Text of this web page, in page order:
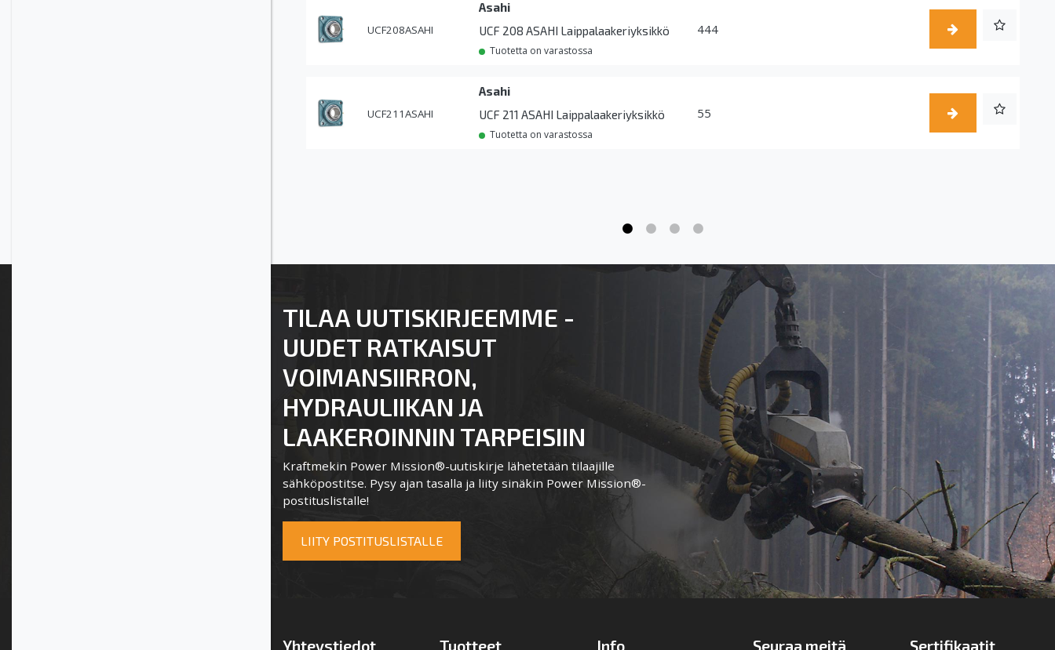
UCF208ASAHI
Asahi
UCF 208 ASAHI Laippalaakeriyksikkö
Tuotetta on varastossa
444
UCF211ASAHI
Asahi
UCF 211 ASAHI Laippalaakeriyksikkö
Tuotetta on varastossa
55
TILAA UUTISKIRJEEMME -
UUDET RATKAISUT
VOIMANSIIRRON,
HYDRAULIIKAN JA
LAAKEROINNIN TARPEISIIN
Kraftmekin Power Mission®-uutiskirje lähetetään tilaajille
sähköpostitse. Pysy ajan tasalla ja liity sinäkin Power Mission®-
postituslistalle!
LIITY POSTITUSLISTALLE
Yhteystiedot Tuotteet Info Seuraa meitä Sertifikaatit